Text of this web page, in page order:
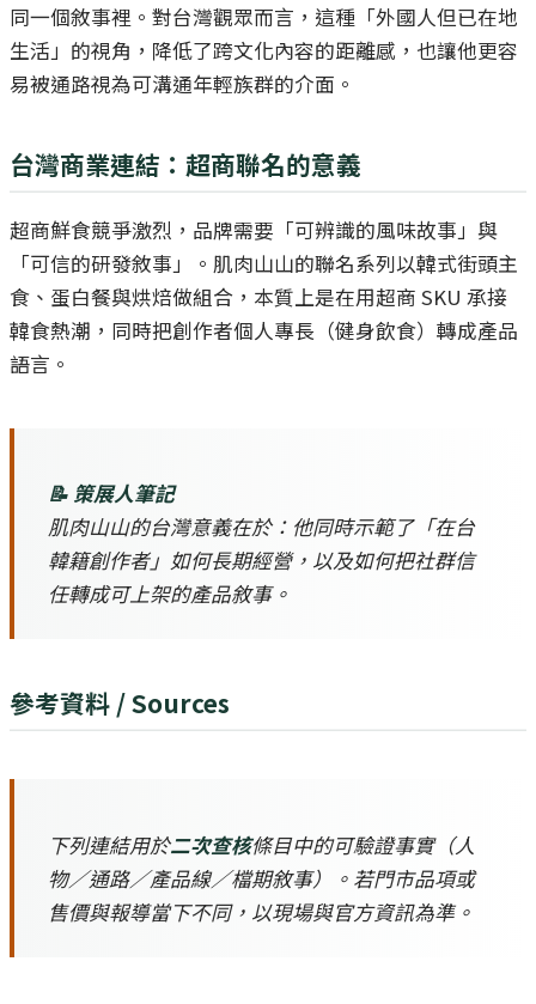
同一個敘事裡。對台灣觀眾而言，這種「外國人但已在地
生活」的視角，降低了跨文化內容的距離感，也讓他更容
易被通路視為可溝通年輕族群的介面。
台灣商業連結：超商聯名的意義
超商鮮食競爭激烈，品牌需要「可辨識的風味故事」與
「可信的研發敘事」。肌肉山山的聯名系列以韓式街頭主
食、蛋白餐與烘焙做組合，本質上是在用超商 SKU 承接
韓食熱潮，同時把創作者個人專長（健身飲食）轉成產品
語言。
📝 策展人筆記
肌肉山山的台灣意義在於：他同時示範了「在台
韓籍創作者」如何長期經營，以及如何把社群信
任轉成可上架的產品敘事。
參考資料 / Sources
下列連結用於二次查核條目中的可驗證事實（人
物／通路／產品線／檔期敘事）。若門市品項或
售價與報導當下不同，以現場與官方資訊為準。